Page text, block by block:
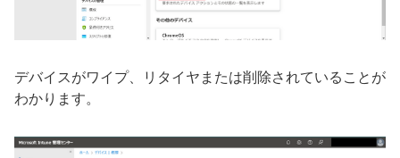
デバイスがワイプ、リタイヤまたは削除されていることが
わかります。